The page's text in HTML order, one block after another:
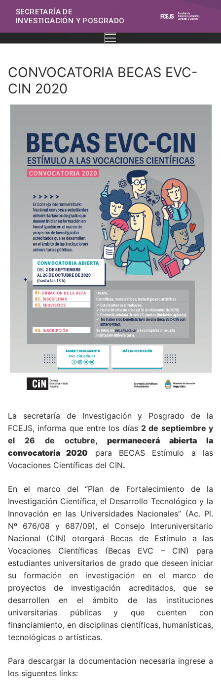
SECRETARÍA DE
INVESTIGACIÓN Y POSGRADO
CONVOCATORIA BECAS EVC-
CIN 2020
La secretaría de Investigación y Posgrado de la
FCEJS, informa que entre los días 2 de septiembre y
el 26 de octubre, permanecerá abierta la
convocatoria 2020 para BECAS Estímulo a las
Vocaciones Científicas del CIN.
En el marco del “Plan de Fortalecimiento de la
Investigación Científica, el Desarrollo Tecnológico y la
Innovación en las Universidades Nacionales” (Ac. Pl.
Nº 676/08 y 687/09), el Consejo Interuniversitario
Nacional (CIN) otorgará Becas de Estímulo a las
Vocaciones Científicas (Becas EVC – CIN) para
estudiantes universitarios de grado que deseen iniciar
su formación en investigación en el marco de
proyectos de investigación acreditados, que se
desarrollen en el ámbito de las instituciones
universitarias públicas y que cuenten con
financiamiento, en disciplinas científicas, humanísticas,
tecnológicas o artísticas.
Para descargar la documentacion necesaria ingrese a
los siguentes links: